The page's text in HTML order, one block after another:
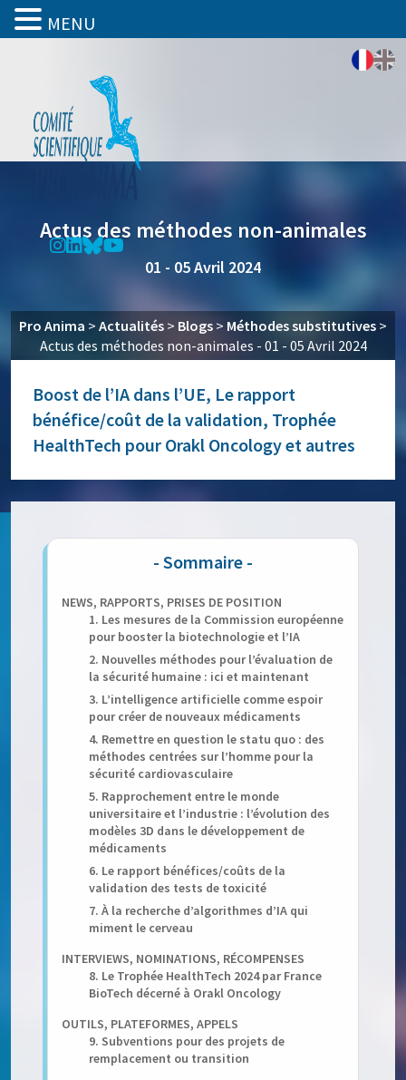
Actus des méthodes non-animales
01 - 05 Avril 2024
Pro Anima > Actualités > Blogs > Méthodes substitutives >
Actus des méthodes non-animales - 01 - 05 Avril 2024
Boost de l’IA dans l’UE, Le rapport
bénéfice/coût de la validation, Trophée
HealthTech pour Orakl Oncology et autres
NEWS, RAPPORTS, PRISES DE POSITION
1. Les mesures de la Commission européenne
pour booster la biotechnologie et l’IA
2. Nouvelles méthodes pour l’évaluation de
la sécurité humaine : ici et maintenant
3. L’intelligence artificielle comme espoir
pour créer de nouveaux médicaments
4. Remettre en question le statu quo : des
méthodes centrées sur l’homme pour la
sécurité cardiovasculaire
5. Rapprochement entre le monde
universitaire et l’industrie : l’évolution des
modèles 3D dans le développement de
médicaments
6. Le rapport bénéfices/coûts de la
validation des tests de toxicité
7. À la recherche d’algorithmes d’IA qui
miment le cerveau
INTERVIEWS, NOMINATIONS, RÉCOMPENSES
8. Le Trophée HealthTech 2024 par France
BioTech décerné à Orakl Oncology
OUTILS, PLATEFORMES, APPELS
9. Subventions pour des projets de
remplacement ou transition
MENU